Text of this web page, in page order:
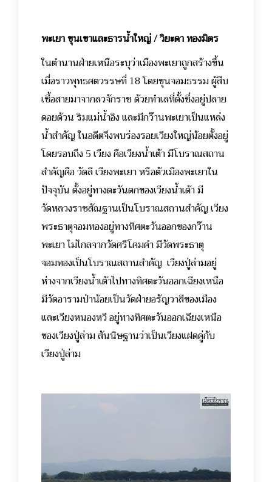
พะเยา ขุนเขาและธารน้ำใหญ่ / วิยะดา ทองมิตร
ในตำนานฝ่ายเหนือระบุว่าเมืองพะเยาถูกสร้างขึ้น
เมื่อราวพุทธศตวรรษที่ 18 โดยขุนจอมธรรม ผู้สืบ
เชื้อสายมาจากลวจักราช ด้วยทำเลที่ตั้งซึ่งอยู่ปลาย
ดอยด้วน ริมแม่น้ำอิง และมีกว๊านพะเยาเป็นแหล่ง
น้ำสำคัญ ในอดีตจึงพบร่องรอยเวียงใหญ่น้อยตั้งอยู่
โดยรอบถึง 5 เวียง คือเวียงน้ำเต้า มีโบราณสถาน
สำคัญคือ วัดลี เวียงพะเยา หรือตัวเมืองพะเยาใน
ปัจจุบัน ตั้งอยู่ทางตะวันตกของเวียงน้ำเต้า มี
วัดหลวงราชสัณฐานเป็นโบราณสถานสำคัญ เวียง
พระธาตุจอมทองอยู่ทางทิศตะวันออกของกว๊าน
พะเยา ไม่ไกลจากวัดศรีโคมคำ มีวัดพระธาตุ
จอมทองเป็นโบราณสถานสำคัญ เวียงปู่ล่ามอยู่
ห่างจากเวียงน้ำเต้าไปทางทิศตะวันออกเฉียงเหนือ
มีวัดอารามป่าน้อยเป็นวัดฝ่ายอรัญวาสีของเมือง
และเวียงหนองหวี อยู่ทางทิศตะวันออกเฉียงเหนือ
ของเวียงปู่ล่าม สันนิษฐานว่าเป็นเวียงแฝดคู่กับ
เวียงปู่ล่าม